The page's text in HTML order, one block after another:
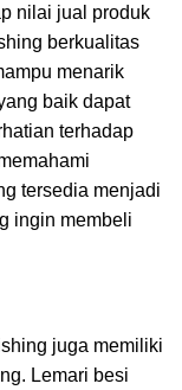
nilai jual produk
berkualitas
menarik
baik dapat
terhadap
tersedia menjadi
ingin membeli
juga memiliki
Lemari besi